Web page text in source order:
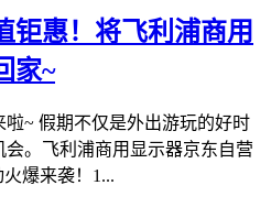
钜惠！将飞利浦商用
家~
~ 假期不仅是外出游玩的好时
。飞利浦商用显示器京东自营
爆来袭！1...